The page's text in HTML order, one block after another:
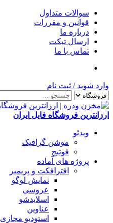
سوالات متداول
قوانین و مقررات
درباره ما
ارسال تیکت
تماس با ما
وارد شوید / ثبت نام
ارزانترین فروشگاه فایل ایران
ویدئو
موشن گرافیک
فوتیج
پروژه های آماده
افترافکت و پریمیر
نمایش لوگو
عروسی
اسلایدشو
عناوین
استودیو مجازی